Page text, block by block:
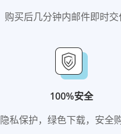
购买后几分钟内邮件即时交
100%安全
隐私保护，绿色下载，安全购